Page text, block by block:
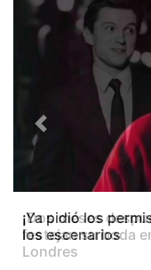
¡Dos meses
festejan su boda
Londres
Previous